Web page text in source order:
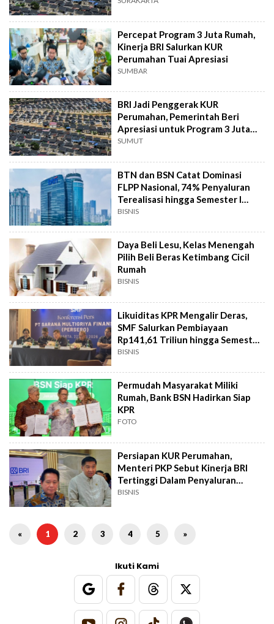
Percepat Program 3 Juta Rumah,
Kinerja BRI Salurkan KUR
Perumahan Tuai Apresiasi
SUMBAR
BRI Jadi Penggerak KUR
Perumahan, Pemerintah Beri
Apresiasi untuk Program 3 Juta
Rumah
SUMUT
BTN dan BSN Catat Dominasi
FLPP Nasional, 74% Penyaluran
Terealisasi hingga Semester I
2026
BISNIS
Daya Beli Lesu, Kelas Menengah
Pilih Beli Beras Ketimbang Cicil
Rumah
BISNIS
Likuiditas KPR Mengalir Deras,
SMF Salurkan Pembiayaan
Rp141,61 Triliun hingga Semester
I 2026
BISNIS
Permudah Masyarakat Miliki
Rumah, Bank BSN Hadirkan Siap
KPR
FOTO
Persiapan KUR Perumahan,
Menteri PKP Sebut Kinerja BRI
Tertinggi Dalam Penyaluran
Program
BISNIS
« 1 2 3 4 5 »
Ikuti Kami